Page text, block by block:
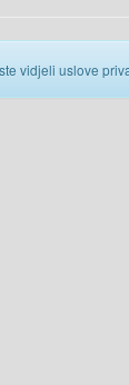
vidjeli uslove